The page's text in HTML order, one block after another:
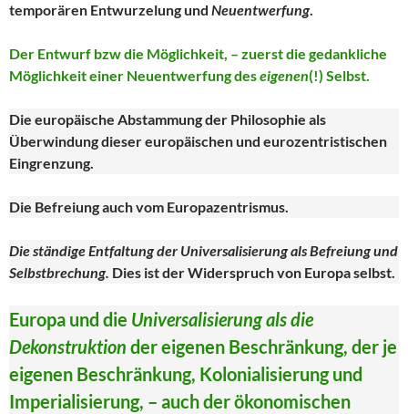
temporären Entwurzelung und Neuentwerfung.
Der Entwurf bzw die Möglichkeit, – zuerst die gedankliche
Möglichkeit einer Neuentwerfung deseigenen(!) Selbst.
Die europäische Abstammung der Philosophie als
Überwindung dieser europäischen und eurozentristischen
Eingrenzung.
Die Befreiung auch vom Europazentrismus.
Die ständige Entfaltung der Universalisierung als Befreiung und
Selbstbrechung. Dies ist der Widerspruch von Europa selbst.
Europa und die Universalisierung als die
Dekonstruktion der eigenen Beschränkung, der je
eigenen Beschränkung, Kolonialisierung und
Imperialisierung, – auch der ökonomischen